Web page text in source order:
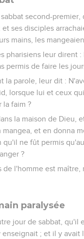
second-premier,
et ses disciples
mains, les
pharisiens leur dirent
permis de faire les
la parole, leur dit :
lorsque lui et ceux
la faim ?
la maison de Dieu,
et en donna
qu'il ne fût permis
?
de l'homme est maître,
paralysée
jour de sabbat, qu'il
; et il y avait